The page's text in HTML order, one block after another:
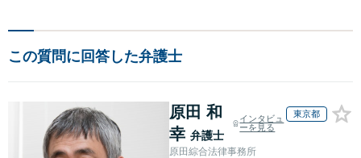
この質問に回答した弁護士
原田 和
幸 弁護士
インタビュ
ーを見る
東京都
原田綜合法律事務所